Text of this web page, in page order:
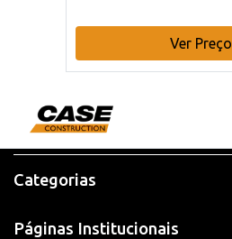
Ver Preço
Categorias
Páginas Institucionais